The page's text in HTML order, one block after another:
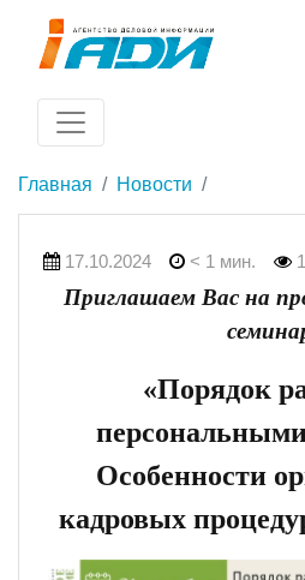
Главная Новости
17.10.2024 < 1 мин.
Приглашаем Вас на
«Порядок
Особенности
кадровых